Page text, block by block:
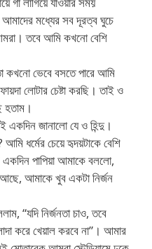
মধ্যের সব দূরত্ব ঘুচে
তবে আমি কখনো বেশি
কখনো ভেবে বসতে পারে আমি
লোটার চেষ্টা করছি। তাই ও
হতাম।
একদিন জানালো যে ও হিন্দু।
ধর্মের চেয়ে হৃদয়টাকে বেশি
একদিন পাপিয়া আমাকে বললো,
আমাকে খুব একটা নির্জন
“যদি নির্জনতা চাও, তবে
করে খেয়াল করবে না”। আমার